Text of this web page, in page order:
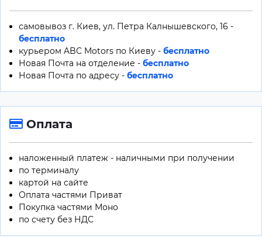
самовывоз г. Киев, ул. Петра Калнышевского, 16 -
бесплатно
курьером ABC Motors по Киеву - бесплатно
Новая Почта на отделение - бесплатно
Новая Почта по адресу - бесплатно
Оплата
наложенный платеж - наличными при получении
по терминалу
картой на сайте
Оплата частями Приват
Покупка частями Моно
по счету без НДС